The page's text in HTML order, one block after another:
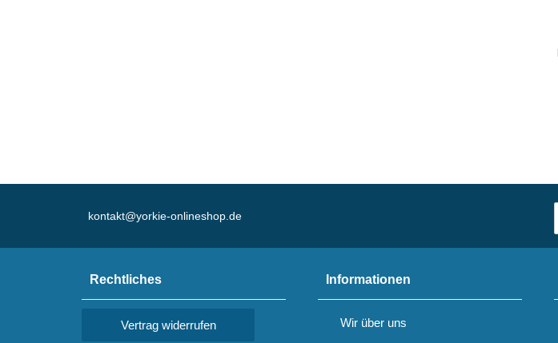
kontakt@yorkie-onlineshop.de
Rechtliches
Vertrag widerrufen
Informationen
Wir über uns